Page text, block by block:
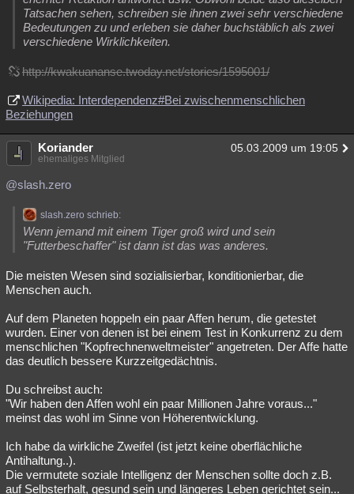
Tatsachen sehen, schreiben sie ihnen zwei sehr verschiedene
Bedeutungen zu und erleben sie daher buchstäblich als zwei
verschiedene Wirklichkeiten.
http://kwakuananse.twoday.net/stories/1595001/
Wikipedia: Interdependenz#Bei zwischenmenschlichen
Beziehungen
Koriander 05.03.2009 um 19:05
ehemaliges Mitglied
@slash.zero
slash.zero schrieb:
Wenn jemand mit einem Tiger groß wird und sein
"Futterbeschaffer" ist dann ist das was anderes.
Die meisten Wesen sind sozialisierbar, konditionierbar, die
Menschen auch.
Auf dem Planeten hoppeln ein paar Affen herum, die getestet
wurden. Einer von denen ist bei einem Test in Konkurrenz zu dem
menschlichen "Kopfrechnenweltmeister" angetreten. Der Affe hatte
das deutlich bessere Kurzzeitgedächtnis.
Du schreibst auch:
"Wir haben den Affen wohl ein paar Millionen Jahre voraus..."
meinst das wohl im Sinne von Höherentwicklung.
Ich habe da wirkliche Zweifel (ist jetzt keine oberflächliche
Antihaltung..).
Die vermutete soziale Intelligenz der Menschen sollte doch z.B.
auf Selbsterhalt, gesund sein und längeres Leben gerichtet sein...